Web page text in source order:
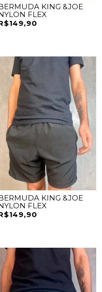
KING &JOE
FLEX
KING &JOE
FLEX